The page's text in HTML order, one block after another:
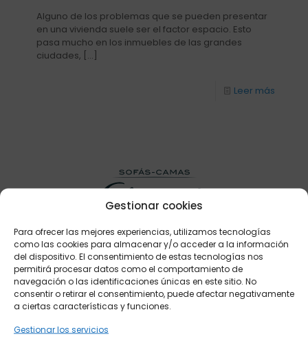
Gestionar cookies
Para ofrecer las mejores experiencias, utilizamos tecnologías
como las cookies para almacenar y/o acceder a la información
del dispositivo. El consentimiento de estas tecnologías nos
permitirá procesar datos como el comportamiento de
navegación o las identificaciones únicas en este sitio. No
consentir o retirar el consentimiento, puede afectar negativamente
a ciertas características y funciones.
Gestionar los servicios
Alguno de los problemas que se pueden presentar
en una vivienda suele ser el factor espacio. Esto
pasa mucho en los inmuebles de las grandes
ciudades, […]
Leer más
Desde 1934, líderes en sofás cama en
Madrid. Descubre nuestro catálogo de sofás
cama, muebles cama, sillones relax y
mobiliario juvenil. Calidad superior para tu
hogar, garantizada.